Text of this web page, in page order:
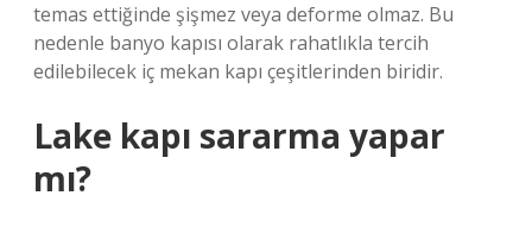
temas ettiğinde şişmez veya deforme olmaz. Bu
nedenle banyo kapısı olarak rahatlıkla tercih
edilebilecek iç mekan kapı çeşitlerinden biridir.
Lake kapı sararma yapar
mı?